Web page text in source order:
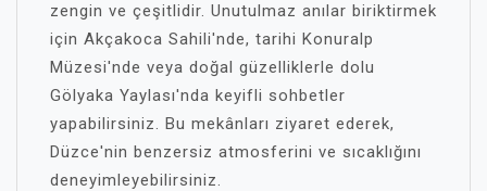
zengin ve çeşitlidir. Unutulmaz anılar biriktirmek
için Akçakoca Sahili'nde, tarihi Konuralp
Müzesi'nde veya doğal güzelliklerle dolu
Gölyaka Yaylası'nda keyifli sohbetler
yapabilirsiniz. Bu mekânları ziyaret ederek,
Düzce'nin benzersiz atmosferini ve sıcaklığını
deneyimleyebilirsiniz.